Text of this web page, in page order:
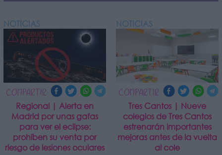
NOTICIAS
COMPARTIR:
Regional | Alerta en
Madrid por unas gafas
para ver el eclipse:
prohíben su venta por
riesgo de lesiones oculares
NOTICIAS
COMPARTIR:
Tres Cantos | Nueve
colegios de Tres Cantos
estrenarán importantes
mejoras antes de la vuelta
al cole